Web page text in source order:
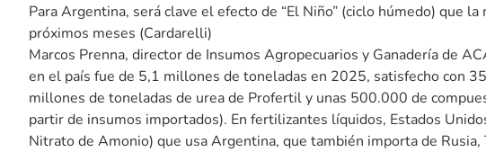
Para Argentina, será clave el efecto de “El Niño” (ciclo húmedo) que
próximos meses (Cardarelli)
Marcos Prenna, director de Insumos Agropecuarios y Ganadería de
en el país fue de 5,1 millones de toneladas en 2025, satisfecho con
millones de toneladas de urea de Profertil y unas 500.000 de
partir de insumos importados). En fertilizantes líquidos, Estados
Nitrato de Amonio) que usa Argentina, que también importa de Rusia,